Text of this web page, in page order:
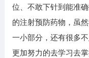
位、不敢下针到能准
的注射预防药物，虽
一小部分，还有很多
更加努力的去学习去